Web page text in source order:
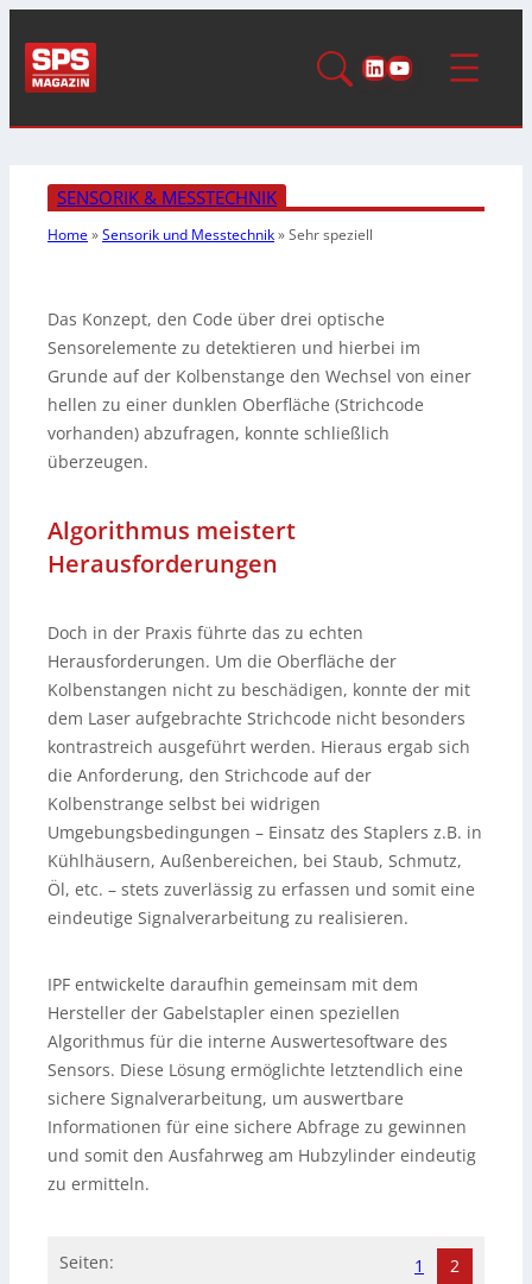
LinkedIn
YouTube
SENSORIK & MESSTECHNIK
Home»Sensorik und Messtechnik»Sehr speziell
Das Konzept, den Code über drei optische
Sensorelemente zu detektieren und hierbei im
Grunde auf der Kolbenstange den Wechsel von einer
hellen zu einer dunklen Oberfläche (Strichcode
vorhanden) abzufragen, konnte schließlich
überzeugen.
Algorithmus meistert
Herausforderungen
Doch in der Praxis führte das zu echten
Herausforderungen. Um die Oberfläche der
Kolbenstangen nicht zu beschädigen, konnte der mit
dem Laser aufgebrachte Strichcode nicht besonders
kontrastreich ausgeführt werden. Hieraus ergab sich
die Anforderung, den Strichcode auf der
Kolbenstrange selbst bei widrigen
Umgebungsbedingungen – Einsatz des Staplers z.B. in
Kühlhäusern, Außenbereichen, bei Staub, Schmutz,
Öl, etc. – stets zuverlässig zu erfassen und somit eine
eindeutige Signalverarbeitung zu realisieren.
IPF entwickelte daraufhin gemeinsam mit dem
Hersteller der Gabelstapler einen speziellen
Algorithmus für die interne Auswertesoftware des
Sensors. Diese Lösung ermöglichte letztendlich eine
sichere Signalverarbeitung, um auswertbare
Informationen für eine sichere Abfrage zu gewinnen
und somit den Ausfahrweg am Hubzylinder eindeutig
zu ermitteln.
Seiten: 1 2